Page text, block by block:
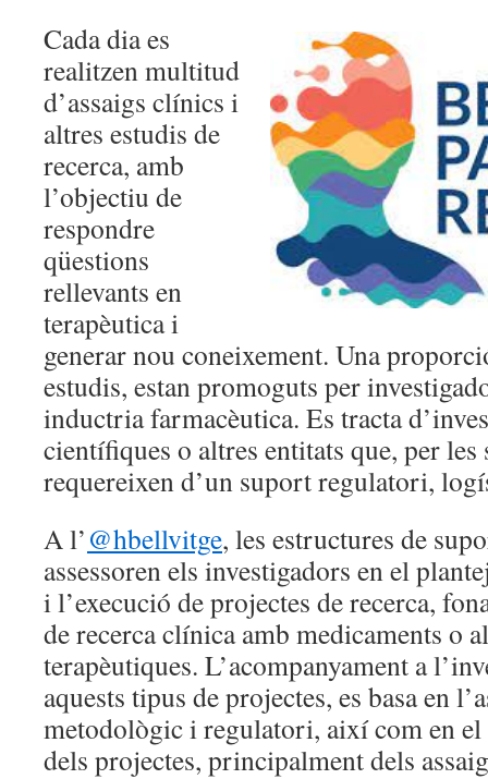
Cada dia es
realitzen multitud
d’assaigs clínics i
altres estudis de
recerca, amb
l’objectiu de
respondre
qüestions
rellevants en
terapèutica i
generar nou coneixement. Una
estudis, estan promoguts per
inductria farmacèutica. Es tracta
científiques o altres entitats que, per les
requereixen d’un suport regulatori,
A l’@hbellvitge, les estructures de
assessoren els investigadors en el
i l’execució de projectes de recerca,
de recerca clínica amb medicaments o
terapèutiques. L’acompanyament a
aquests tipus de projectes, es basa en
metodològic i regulatori, així com en el
dels projectes, principalment dels